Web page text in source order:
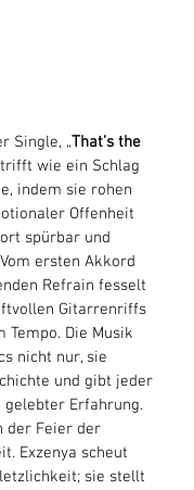
Single, „That’s the
trifft wie ein Schlag
indem sie rohen
Offenheit
spürbar und
ersten Akkord
Refrain fesselt
Gitarrenriffs
Tempo. Die Musik
nicht nur, sie
und gibt jeder
gelebter Erfahrung.
der Feier der
Exzenya scheut
sie stellt